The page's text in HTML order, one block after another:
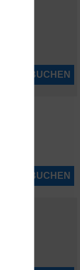
JETZT BUCHEN
JETZT BUCHEN